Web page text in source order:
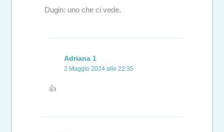
Dugin: uno che ci vede.
Adriana 1
2 Maggio 2024 alle 22:35
👍